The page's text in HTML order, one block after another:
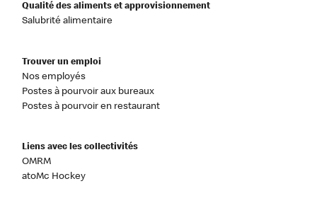
Qualité des aliments et approvisionnement
Salubrité alimentaire
Trouver un emploi
Nos employés
Postes à pourvoir aux bureaux
Postes à pourvoir en restaurant
Liens avec les collectivités
OMRM
atoMc Hockey